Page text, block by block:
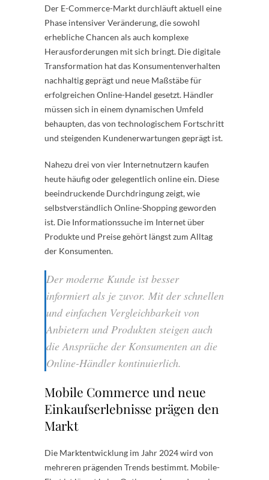
Der E-Commerce-Markt durchläuft aktuell eine
Phase intensiver Veränderung, die sowohl
erhebliche Chancen als auch komplexe
Herausforderungen mit sich bringt. Die digitale
Transformation hat das Konsumentenverhalten
nachhaltig geprägt und neue Maßstäbe für
erfolgreichen Online-Handel gesetzt. Händler
müssen sich in einem dynamischen Umfeld
behaupten, das von technologischem Fortschritt
und steigenden Kundenerwartungen geprägt ist.
Nahezu drei von vier Internetnutzern kaufen
heute häufig oder gelegentlich online ein. Diese
beeindruckende Durchdringung zeigt, wie
selbstverständlich Online-Shopping geworden
ist. Die Informationssuche im Internet über
Produkte und Preise gehört längst zum Alltag
der Konsumenten.
Der moderne Kunde ist besser
informiert als je zuvor. Mit der schnellen
und einfachen Vergleichbarkeit von
Anbietern und Produkten steigen auch
die Ansprüche der Konsumenten an die
Online-Händler kontinuierlich.
Mobile Commerce und neue
Einkaufserlebnisse prägen den
Markt
Die Marktentwicklung im Jahr 2024 wird von
mehreren prägenden Trends bestimmt. Mobile-